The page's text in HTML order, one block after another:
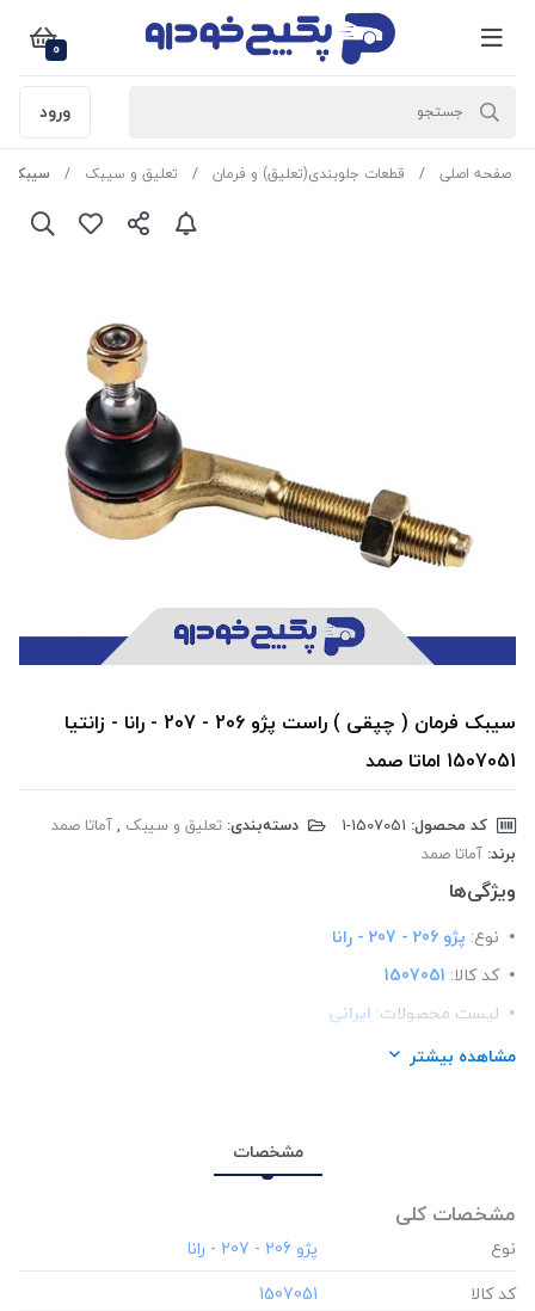
0
ورود
صفحه اصلی قطعات جلوبندی(تعلیق) و فرمان تعلیق و سیبک سیبک فرمان (
سیبک فرمان ( چپقی ) راست پژو 206 - 207 - رانا - زانتیا
1507051 اماتا صمد
کد محصول: دسته‌بندی: تعلیق و سیبک ,آماتا صمد
برند: آماتا صمد
ویژگی‌ها
نوع: پژو 206 - 207 - رانا
کد کالا: 1507051
لیست محصولات: ایرانی
برند:اماتا صمد
مشاهده بیشتر
مشخصات
مشخصات کلی
نوع
کد کالا
‎1507051